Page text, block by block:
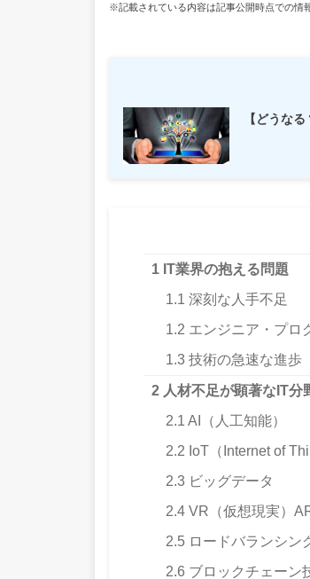
※記載されている内容は記事公開時点での情
【どうな
1 IT業界の抱える問題
1.1 深刻な人手不足
1.2 エンジニア・プロ
1.3 技術の急速な進歩
2 人材不足が顕著なIT分
2.1 AI（人工知能）
2.2 IoT（Internet of
2.3 ビッグデータ
2.4 VR（仮想現実）
2.5 ロードバランシン
2.6 ブロックチェーン